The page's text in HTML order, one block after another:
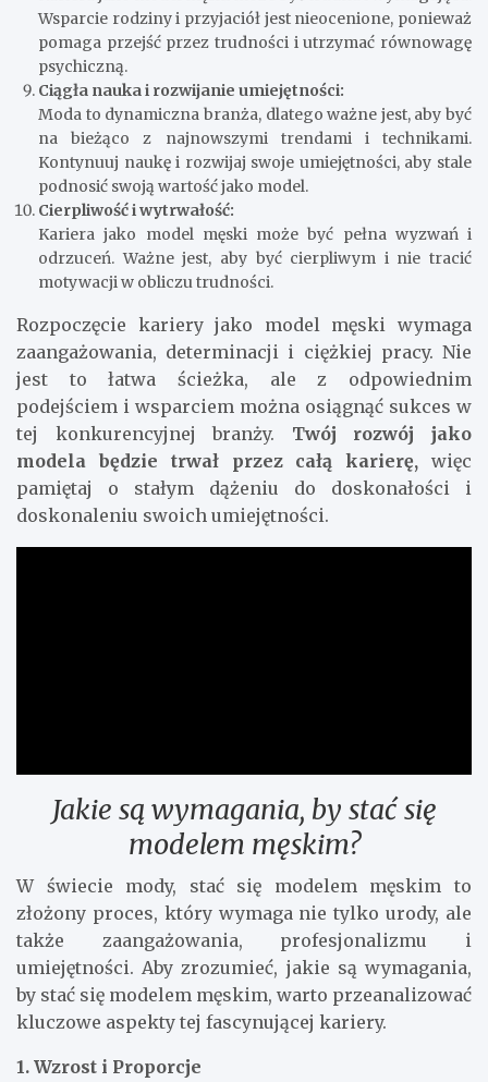
Wsparcie rodziny i przyjaciół jest nieocenione, ponieważ
pomaga przejść przez trudności i utrzymać równowagę
psychiczną.
Ciągła nauka i rozwijanie umiejętności:
Moda to dynamiczna branża, dlatego ważne jest, aby być
na bieżąco z najnowszymi trendami i technikami.
Kontynuuj naukę i rozwijaj swoje umiejętności, aby stale
podnosić swoją wartość jako model.
Cierpliwość i wytrwałość:
Kariera jako model męski może być pełna wyzwań i
odrzuceń. Ważne jest, aby być cierpliwym i nie tracić
motywacji w obliczu trudności.
Rozpoczęcie kariery jako model męski wymaga
zaangażowania, determinacji i ciężkiej pracy. Nie
jest to łatwa ścieżka, ale z odpowiednim
podejściem i wsparciem można osiągnąć sukces w
tej konkurencyjnej branży. Twój rozwój jako
modela będzie trwał przez całą karierę, więc
pamiętaj o stałym dążeniu do doskonałości i
doskonaleniu swoich umiejętności.
Jakie są wymagania, by stać się
modelem męskim?
W świecie mody, stać się modelem męskim to
złożony proces, który wymaga nie tylko urody, ale
także zaangażowania, profesjonalizmu i
umiejętności. Aby zrozumieć, jakie są wymagania,
by stać się modelem męskim, warto przeanalizować
kluczowe aspekty tej fascynującej kariery.
1. Wzrost i Proporcje